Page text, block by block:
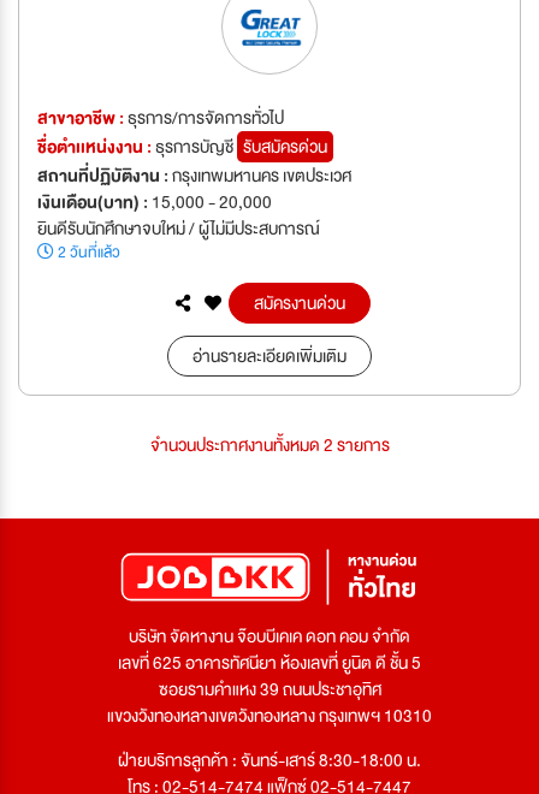
สาขาอาชีพ :ธุรการ/การจัดการทั่วไป
ชื่อตำเเหน่งงาน :ธุรการบัญชี รับสมัครด่วน
สถานที่ปฏิบัติงาน :กรุงเทพมหานคร เขตประเวศ
เงินเดือน(บาท) : 15,000 - 20,000
ยินดีรับนักศึกษาจบใหม่ / ผู้ไม่มีประสบการณ์
2 วันที่แล้ว
สมัครงานด่วน
อ่านรายละเอียดเพิ่มเติม
จำนวนประกาศงานทั้งหมด 2 รายการ
บริษัท จัดหางาน จ๊อบบีเคเค ดอท คอม จำกัด
เลขที่ 625 อาคารทัศนียา ห้องเลขที่ ยูนิต ดี ชั้น 5
ซอยรามคำแหง 39 ถนนประชาอุทิศ
แขวงวังทองหลางเขตวังทองหลาง กรุงเทพฯ 10310
ฝ่ายบริการลูกค้า : จันทร์-เสาร์ 8:30-18:00 น.
โทร : 02-514-7474 แฟ็กซ์ 02-514-7447